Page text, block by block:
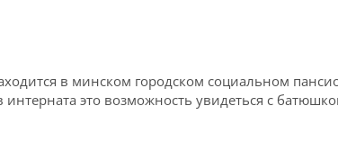
в минском городском социальном
это возможность увидеться с